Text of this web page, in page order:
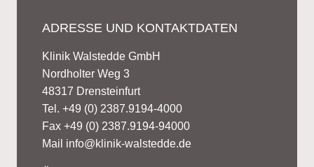
ADRESSE UND KONTAKTDATEN
Klinik Walstedde GmbH
Nordholter Weg 3
48317 Drensteinfurt
Tel. +49 (0) 2387.9194-4000
Fax +49 (0) 2387.9194-94000
Mail info@klinik-walstedde.de